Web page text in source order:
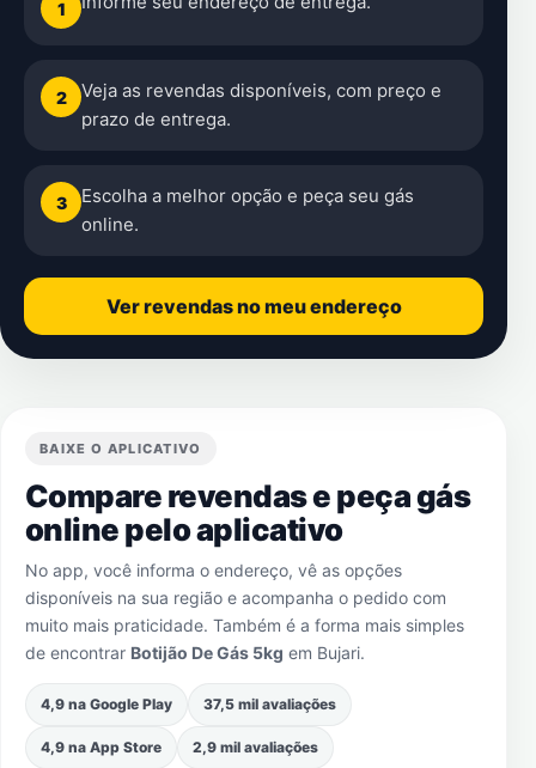
1
2
Veja as revendas disponíveis, com preço e
prazo de entrega.
3
Escolha a melhor opção e peça seu gás
online.
Ver revendas no meu endereço
BAIXE O APLICATIVO
Compare revendas e peça gás
online pelo aplicativo
No app, você informa o endereço, vê as opções
disponíveis na sua região e acompanha o pedido com
muito mais praticidade. Também é a forma mais simples
de encontrar Botijão De Gás 5kg em Bujari.
4,9 na Google Play 37,5 mil avaliações
4,9 na App Store 2,9 mil avaliações